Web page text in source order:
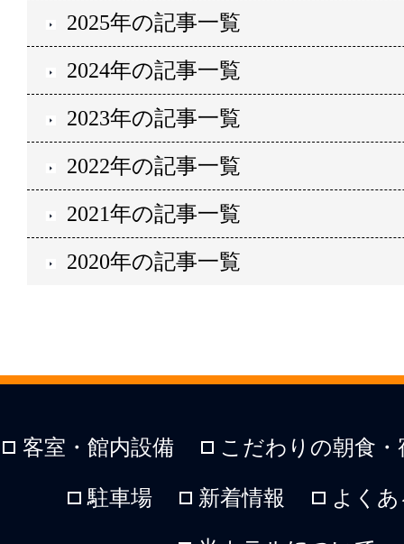
2025年の記事一覧
2024年の記事一覧
2023年の記事一覧
2022年の記事一覧
2021年の記事一覧
2020年の記事一覧
客室・館内設備 こだわりの朝食
駐車場 新着情報 よく